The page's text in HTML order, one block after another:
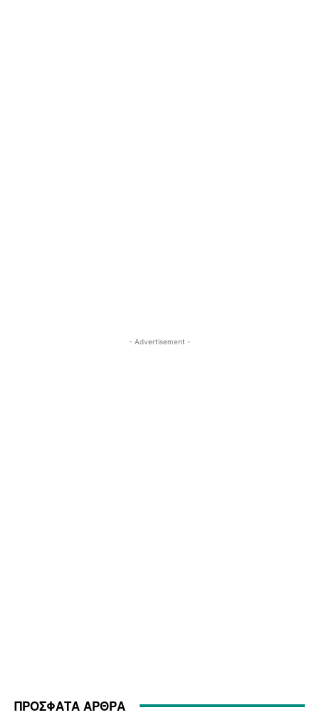
- Advertisement -
ΠΡΟΣΦΑΤΑ ΑΡΘΡΑ